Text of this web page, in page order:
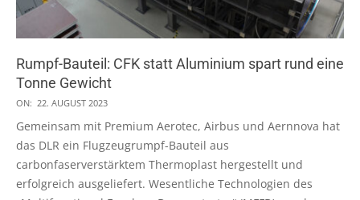
Rumpf-Bauteil: CFK statt Aluminium spart rund eine
Tonne Gewicht
2023-
08-
22
ON: 22. AUGUST 2023
Gemeinsam mit Premium Aerotec, Airbus und Aernnova hat
das DLR ein Flugzeugrumpf-Bauteil aus
carbonfaserverstärktem Thermoplast hergestellt und
erfolgreich ausgeliefert. Wesentliche Technologien des